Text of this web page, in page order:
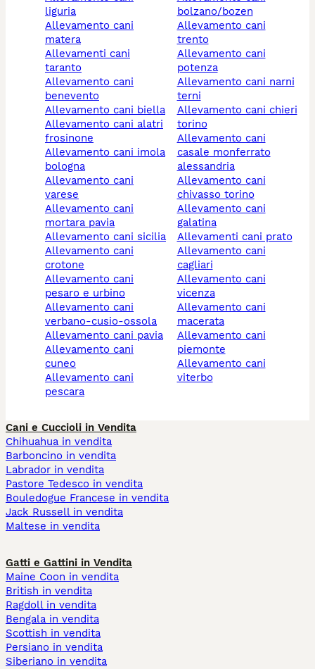
liguria
allevamento cani
matera
allevamenti cani
taranto
allevamento cani
benevento
allevamento cani biella
allevamento cani alatri
frosinone
allevamento cani imola
bologna
allevamento cani
varese
allevamento cani
mortara pavia
allevamento cani sicilia
allevamento cani
crotone
allevamento cani
pesaro e urbino
allevamento cani
verbano-cusio-ossola
allevamento cani pavia
allevamento cani
cuneo
allevamento cani
pescara
bolzano/bozen
allevamento cani
trento
allevamento cani
potenza
allevamento cani narni
terni
allevamento cani chieri
torino
allevamento cani
casale monferrato
alessandria
allevamento cani
chivasso torino
allevamento cani
galatina
allevamenti cani prato
allevamento cani
cagliari
allevamento cani
vicenza
allevamento cani
macerata
allevamento cani
piemonte
allevamento cani
viterbo
Cani e Cuccioli in Vendita
Chihuahua in vendita
Barboncino in vendita
Labrador in vendita
Pastore Tedesco in vendita
Bouledogue Francese in vendita
Jack Russell in vendita
Maltese in vendita
Gatti e Gattini in Vendita
Maine Coon in vendita
British in vendita
Ragdoll in vendita
Bengala in vendita
Scottish in vendita
Persiano in vendita
Siberiano in vendita